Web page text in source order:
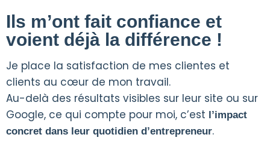
Ils m’ont fait confiance et
voient déjà la différence !
Je place la satisfaction de mes clientes et
clients au cœur de mon travail.
Au-delà des résultats visibles sur leur site ou sur
Google, ce qui compte pour moi, c’est l’impact
concret dans leur quotidien d’entrepreneur.